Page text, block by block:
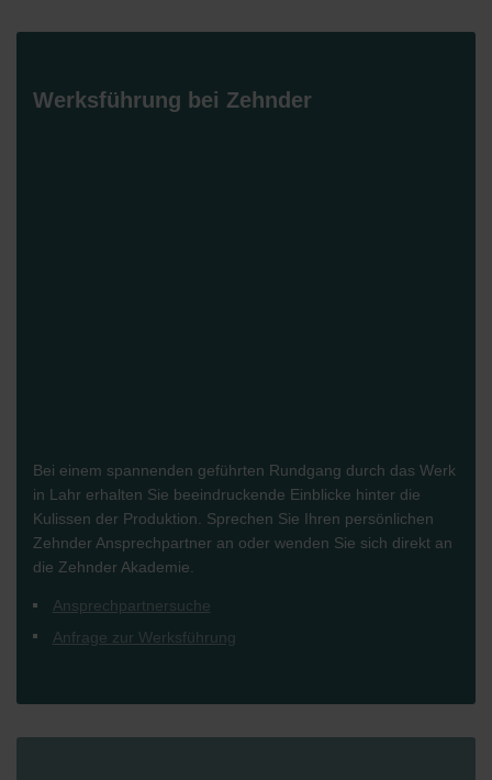
Werksführung bei Zehnder
Bei einem spannenden geführten Rundgang durch das Werk
in Lahr erhalten Sie beeindruckende Einblicke hinter die
Kulissen der Produktion. Sprechen Sie Ihren persönlichen
Zehnder Ansprechpartner an oder wenden Sie sich direkt an
die Zehnder Akademie.
Ansprechpartnersuche
Anfrage zur Werksführung